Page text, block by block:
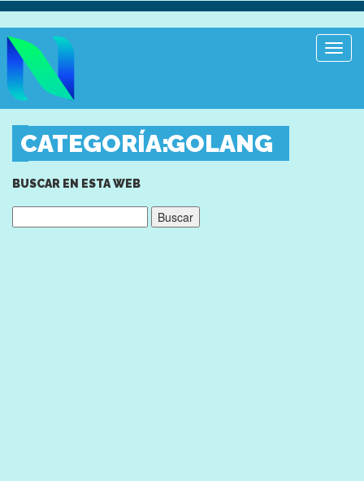
CATEGORÍA:GOLANG
BUSCAR EN ESTA WEB